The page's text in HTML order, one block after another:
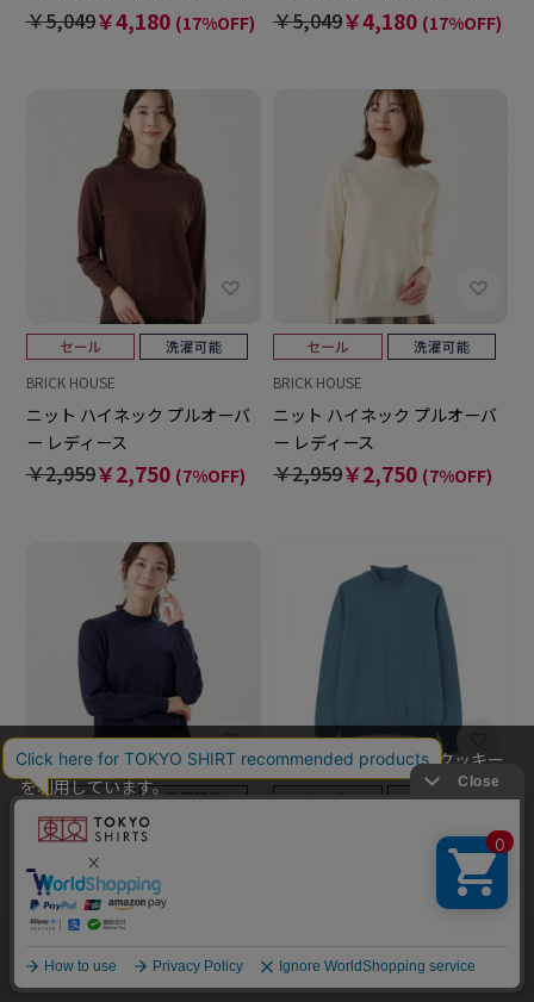
ガン レディース
￥5,049￥4,180 (17%OFF)
ガン レディース
￥5,049￥4,180 (17%OFF)
BRICK HOUSE
ニット ハイネック プルオーバ
ー レディース
￥2,959￥2,750 (7%OFF)
BRICK HOUSE
ニット ハイネック プルオーバ
ー レディース
￥2,959￥2,750 (7%OFF)
BRICK HOUSE
ニット フリルネック プルオー
バー レディース
￥2,959￥2,750
ニット フリルネック プルオー
他のアイテムを探す
こだわり検索
当社のウェブサイトでは、お客様の利便性向上のためにクッキー
を利用しています。
本ウェブサイトをこのままご利用になる場合、クッキーの使用に
同意いただいたものとみなします。
クッキーを通じて収集する情報には、「お客様個人を特定できる
情報」は一切含まれておりません。詳細は
クッキーポリシーをご
確認ください。
OK